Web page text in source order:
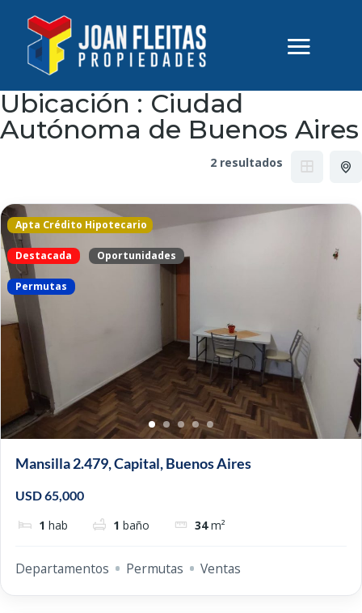
Ubicación : Ciudad
Autónoma de Buenos Aires
2 resultados
Apta Crédito Hipotecario
Destacada Oportunidades
Permutas
Mansilla 2.479, Capital, Buenos Aires
USD 65,000
1 hab 1 baño 34 m²
Departamentos Permutas Ventas